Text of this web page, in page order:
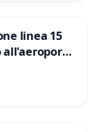
linea 15
all'aeroporto